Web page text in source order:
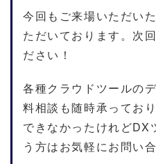
今回もご来場いただい
ただいております。次
ださい！
各種クラウドツールの
料相談も随時承ってお
できなかったけれどDX
う方はお気軽にお問い